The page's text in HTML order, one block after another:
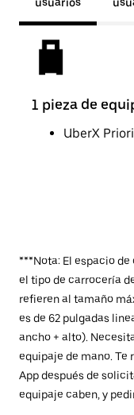
1 pieza de
UberX
***Nota: El espacio
el tipo de carrocería
refieren al tamaño
es de 62 pulgadas
ancho + alto).
equipaje de mano.
App después de
equipaje caben, y